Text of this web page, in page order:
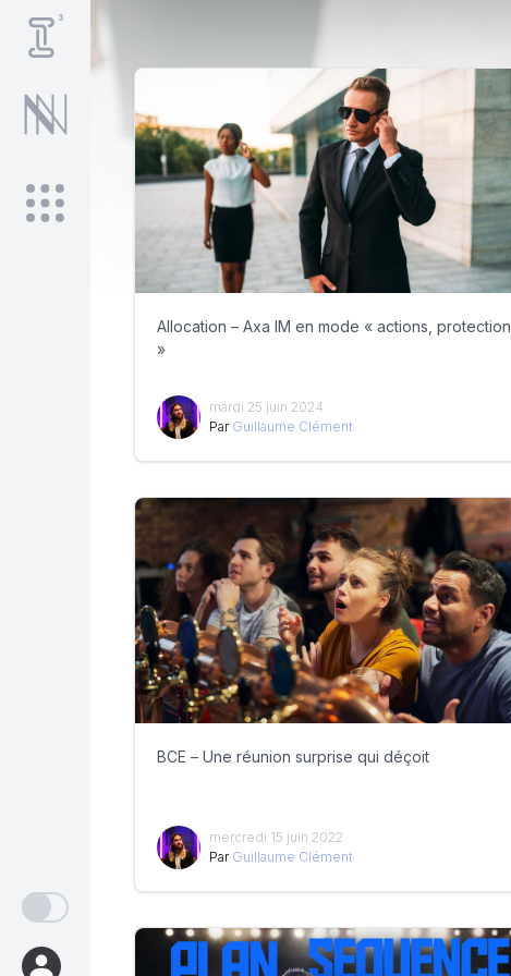
Allocation – Axa IM en mode « actions, protection
»
mardi 25 juin 2024
Par Guillaume Clément
BCE – Une réunion surprise qui déçoit
mercredi 15 juin 2022
Par Guillaume Clément